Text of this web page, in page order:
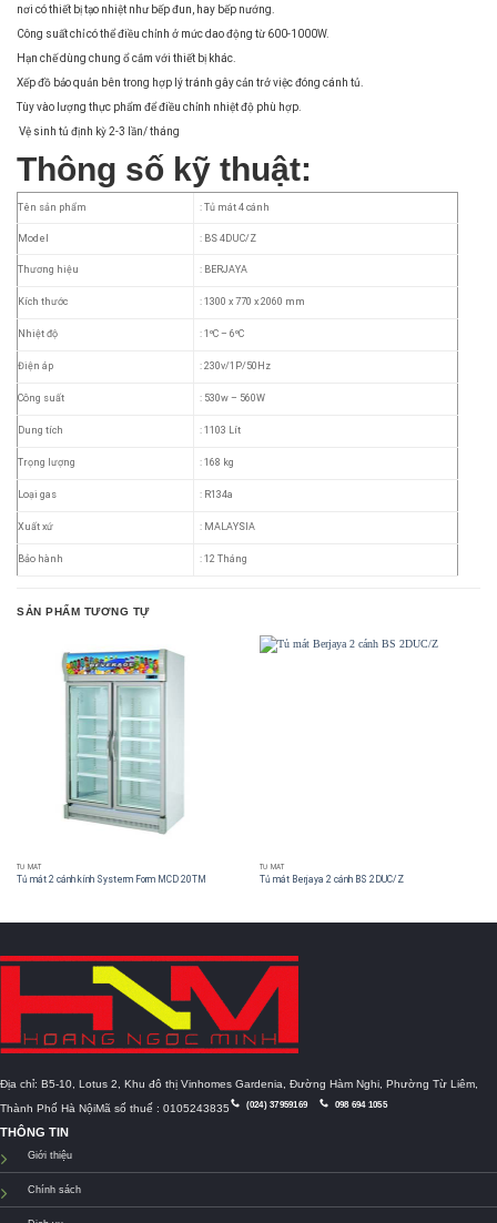
nơi có thiết bị tạo nhiệt như bếp đun, hay bếp nướng.
Công suất chỉ có thể điều chỉnh ở mức dao động từ 600-1000W.
Hạn chế dùng chung ổ cắm với thiết bị khác.
Xếp đồ bảo quản bên trong hợp lý tránh gây cản trở việc đóng cánh tủ.
Tùy vào lượng thực phẩm để điều chỉnh nhiệt độ phù hợp.
Vệ sinh tủ định kỳ 2-3 lần/ tháng
Thông số kỹ thuật:
Tên sản phẩm : Tủ mát 4 cánh
Model : BS 4DUC/Z
Thương hiệu : BERJAYA
Kích thước : 1300 x 770 x 2060 mm
Nhiệt độ : 1ºC – 6ºC
Điện áp : 230v/1P/50Hz
Công suất : 530w – 560W
Dung tích : 1103 Lít
Trọng lượng : 168 kg
Loại gas : R134a
Xuất xứ : MALAYSIA
Bảo hành : 12 Tháng
SẢN PHẨM TƯƠNG TỰ
TỦ MÁT
Tủ mát 2 cánh kính Systerm Form MCD 20TM
TỦ MÁT
Tủ mát Berjaya 2 cánh BS 2DUC/Z
Địa chỉ: B5-10, Lotus 2, Khu đô thị Vinhomes Gardenia, Đường Hàm Nghi, Phường Từ Liêm,
Thành Phố Hà NộiMã số thuế : 0105243835 (024) 37959169 098 694 1055
THÔNG TIN
Giới thiệu
Chính sách